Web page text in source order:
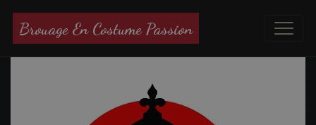
Brouage En Costume Passion